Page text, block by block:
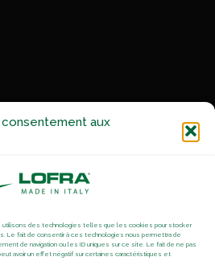
aux
utilisons des technologies telles que les cookies pour stocker
Le fait de consentir à ces technologies nous permettra de
de navigation ou les ID uniques sur ce site. Le fait de ne pas
avoir un effet négatif sur certaines caractéristiques et